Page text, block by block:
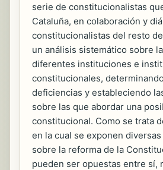
serie de constitucionalistas
Cataluña, en colaboración y
constitucionalistas del resto
un análisis sistemático sobre
diferentes instituciones e
constitucionales,
deficiencias y estableciendo
sobre las que abordar una
constitucional. Como se trata
en la cual se exponen
sobre la reforma de la
pueden ser opuestas entre sí,